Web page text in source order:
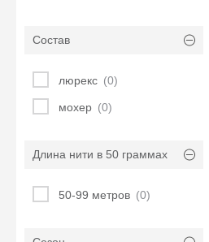
Состав
люрекс (0)
мохер (0)
Длина нити в 50 граммах
50-99 метров (0)